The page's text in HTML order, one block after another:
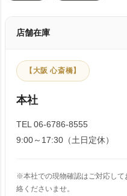
店舗在庫
【大阪 心斎橋】
本社
TEL 06-6786-8555
9:00～17:30（土日定休）
※本社での現物確認はご対応して
絡くださいませ。